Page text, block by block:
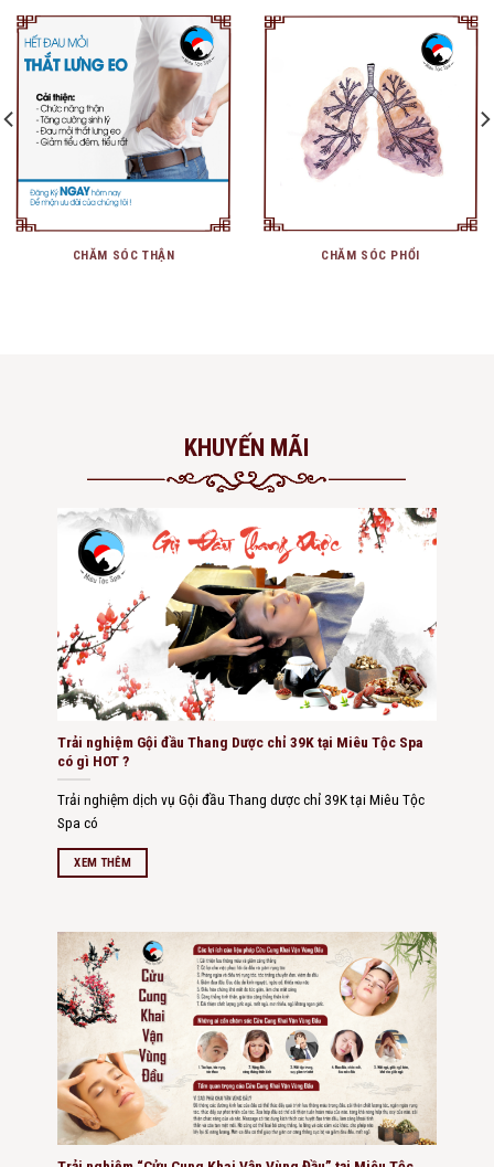
CHĂM SÓC THẬN CHĂM SÓC PHỔI
KHUYẾN MÃI
Trải nghiệm Gội đầu Thang Dược chỉ 39K tại Miêu Tộc Spa
có gì HOT ?
Trải nghiệm dịch vụ Gội đầu Thang dược chỉ 39K tại Miêu Tộc
Spa có
XEM THÊM